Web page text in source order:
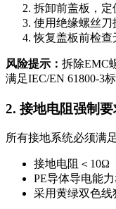
拆卸前盖板，定
使用绝缘螺丝
恢复盖板前检查
风险提示： 拆除EMC
满足IEC/EN 61800-3
2. 接地电阻强制要
所有接地系统必须满足
接地电阻＜10Ω
PE导体导电能
采用黄绿双色线